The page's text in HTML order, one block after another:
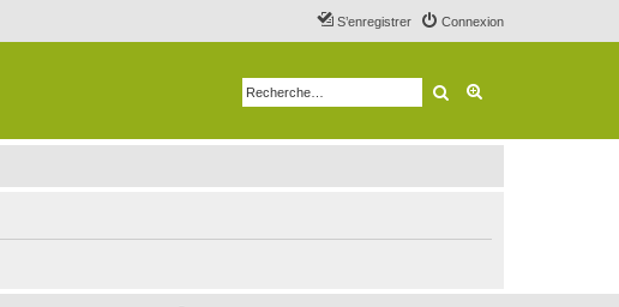
Connexion
S’enregistrer
Rechercher